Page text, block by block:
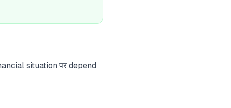
situation पर depend